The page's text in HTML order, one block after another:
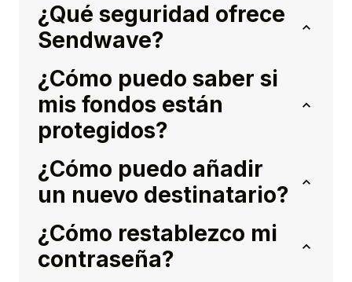
¿Qué seguridad ofrece
Sendwave?
¿Cómo puedo saber si
mis fondos están
protegidos?
¿Cómo puedo añadir
un nuevo destinatario?
¿Cómo restablezco mi
contraseña?